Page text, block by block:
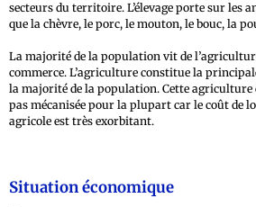
secteurs du territoire. L’élevage porte sur les
que la chèvre, le porc, le mouton, le bouc, la
La majorité de la population vit de
commerce. L’agriculture constitue la
la majorité de la population. Cette agriculture
pas mécanisée pour la plupart car le coût de
agricole est très exorbitant.
Situation économique